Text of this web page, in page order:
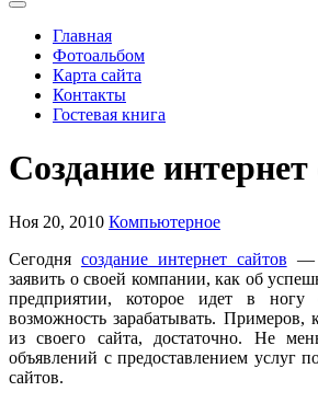
Главная
Фотоальбом
Карта сайта
Контакты
Гостевая книга
Создание интернет
Ноя 20, 2010 Компьютерное
Сегодня создание интернет сайтов —
заявить о своей компании, как об
предприятии, которое идет в
возможность зарабатывать. Примеров,
из своего сайта, достаточно. Не
объявлений с предоставлением услуг
сайтов.